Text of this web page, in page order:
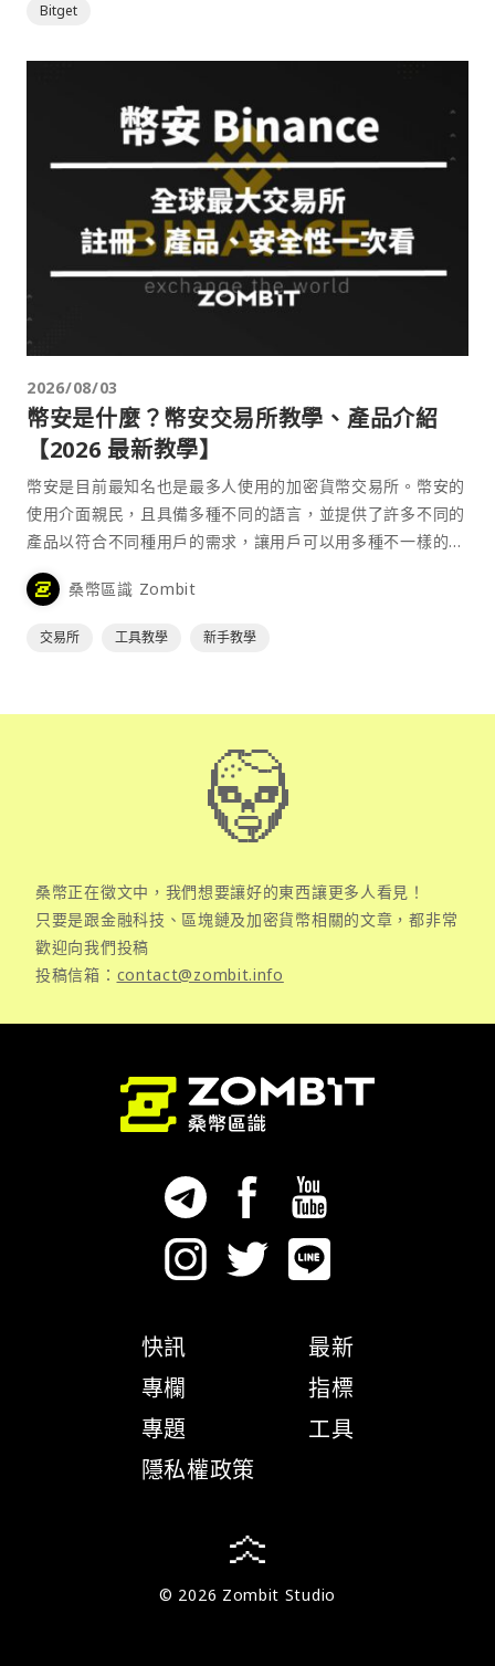
Bitget
2026/08/03
幣安是什麼？幣安交易所教學、產品介紹
【2026 最新教學】
幣安是目前最知名也是最多人使用的加密貨幣交易所。幣安的
使用介面親民，且具備多種不同的語言，並提供了許多不同的
產品以符合不同種用戶的需求，讓用戶可以用多種不一樣的方
式來參與加密貨幣市場。
桑幣區識 Zombit
交易所 工具教學 新手教學
桑幣正在徵文中，我們想要讓好的東西讓更多人看見！
只要是跟金融科技、區塊鏈及加密貨幣相關的文章，都非常
歡迎向我們投稿
投稿信箱： contact@zombit.info
快訊
專欄
專題
隱私權政策
最新
指標
工具
© 2026 Zombit Studio